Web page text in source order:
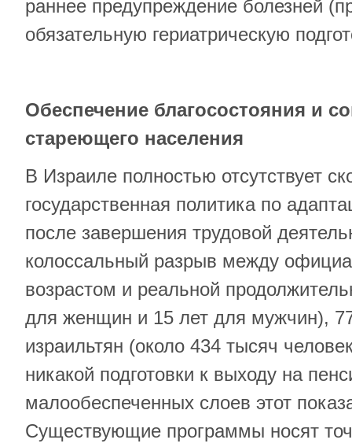
раннее предупреждение болезней
обязательную гериатрическую
Обеспечение благосостояния и
стареющего населения
В Израиле полностью отсутствует
государственная политика по
после завершения трудовой
колоссальный разрыв между
возрастом и реальной
для женщин и 15 лет для мужчин),
израильтян (около 434 тысяч
никакой подготовки к выходу на
малообеспеченных слоев этот
Существующие программы носят